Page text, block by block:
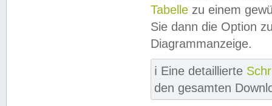
Tabelle zu einem
Sie dann die Option
Diagrammanzeige.
ℹ️ Eine detaillierte
den gesamten